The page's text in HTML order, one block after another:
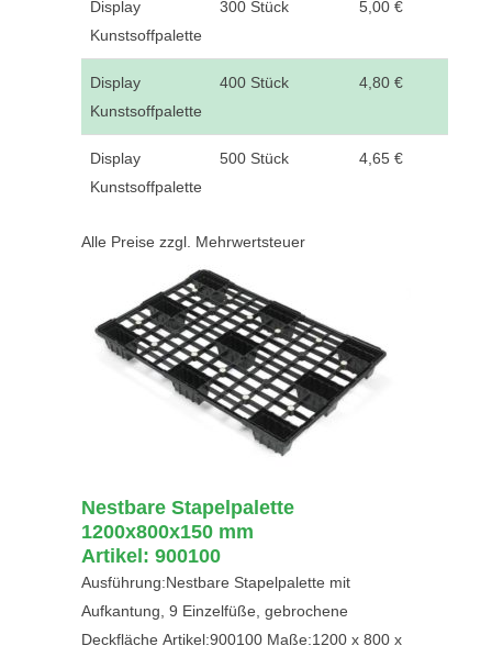
Display
Kunstsoffpalette
300 Stück 5,00 €
Display
Kunstsoffpalette
400 Stück 4,80 €
Display
Kunstsoffpalette
500 Stück 4,65 €
Alle Preise zzgl. Mehrwertsteuer
Nestbare Stapelpalette
1200x800x150 mm
Artikel: 900100
Ausführung:Nestbare Stapelpalette mit
Aufkantung, 9 Einzelfüße, gebrochene
Deckfläche Artikel:900100 Maße:1200 x 800 x